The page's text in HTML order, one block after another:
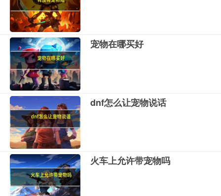
宠物在哪买好
dnf怎么让宠物说话
火车上允许带宠物吗